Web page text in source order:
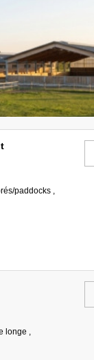
paddocks ,
,